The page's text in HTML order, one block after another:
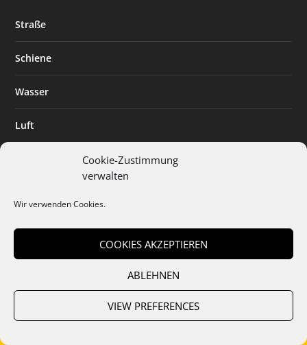
Cookie-Zustimmung
verwalten
Wir verwenden Cookies.
COOKIES AKZEPTIEREN
ABLEHNEN
VIEW PREFERENCES
Straße
Schiene
Wasser
Luft
Digitalisierung
Mediadaten Cookies Datenschutz